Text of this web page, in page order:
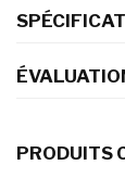
PRODUITS